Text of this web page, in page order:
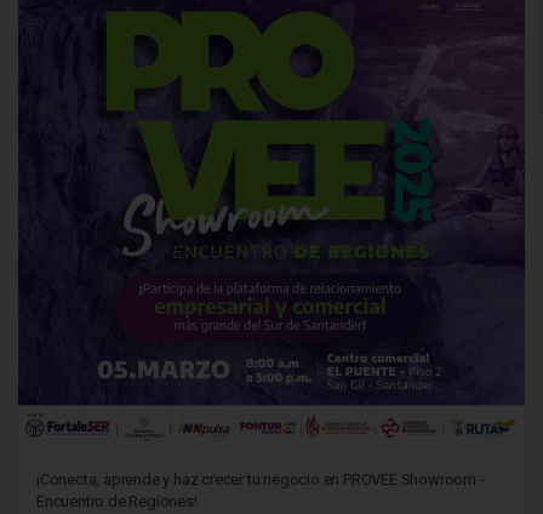
¡Conecta, aprende y haz crecer tu negocio en PROVEE Showroom -
Encuentro de Regiones!